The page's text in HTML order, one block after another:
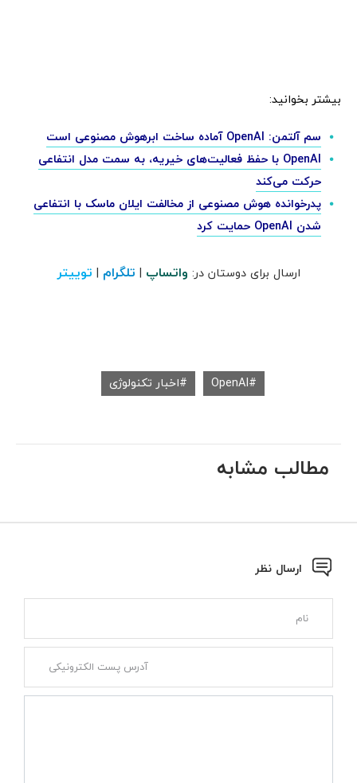
بیشتر بخوانید:
سم آلتمن: OpenAI آماده ساخت ابرهوش مصنوعی است
OpenAI با حفظ فعالیت‌های خیریه، به سمت مدل انتفاعی
حرکت می‌کند
پدرخوانده هوش مصنوعی از مخالفت ایلان ماسک با انتفاعی
شدن OpenAI حمایت کرد
ارسال برای دوستان در: واتساپ | تلگرام | توییتر
OpenAI اخبار تکنولوژی
مطالب مشابه
ارسال نظر